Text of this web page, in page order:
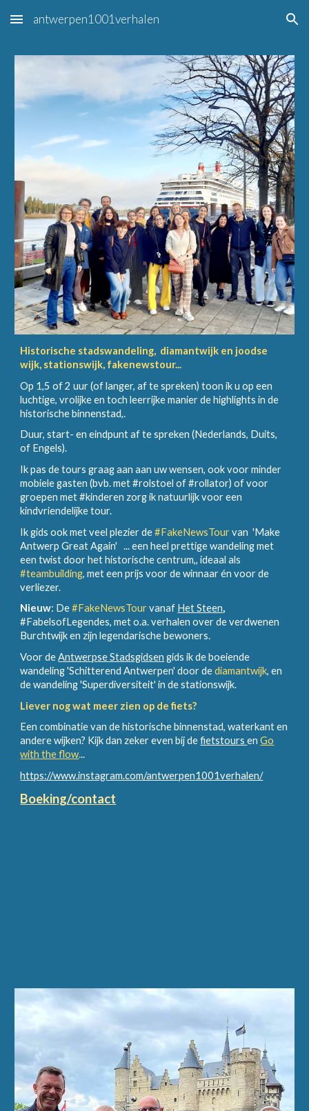
Skip to main content Skip to navigation
antwerpen1001verhalen
Historische stadswandeling, diamantwijk en joodse
wijk, stationswijk, fakenewstour...
Op 1,5 of 2 uur (of langer, af te spreken) toon ik u op een
luchtige, vrolijke en toch leerrijke manier de highlights in de
historische binnenstad,.
Duur, start- en eindpunt af te spreken (Nederlands, Duits,
of Engels).
Ik pas de tours graag aan aan uw wensen, ook voor minder
mobiele gasten (bvb. met #rolstoel of #rollator) of voor
groepen met #kinderen zorg ik natuurlijk voor een
kindvriendelijke tour.
Ik gids ook met veel plezier de#FakeNewsTourvan 'Make
Antwerp Great Again'
... een heel prettige wandeling met
een twist door het historische centrum,, ideaal als
#teambuilding, met een prijs voor de winnaar én voor de
verliezer.
Nieuw: De#FakeNewsTourvanaf Het Steen,
#FabelsofLegendes, met o.a. verhalen over de verdwenen
Burchtwijk en zijn legendarische bewoners.
Voor deAntwerpse Stadsgidsen gids ik de boeiende
wandeling 'Schitterend Antwerpen' door dediamantwijk, en
de wandeling 'Superdiversiteit' in de stationswijk.
Liever nog wat meer zien op de fiets?
Een combinatie van de historische binnenstad, waterkant en
andere wijken? Kijk dan zeker even bij defietstoursenGo
with the flow...
https://www.instagram.com/antwerpen1001verhalen/
Boeking/contact